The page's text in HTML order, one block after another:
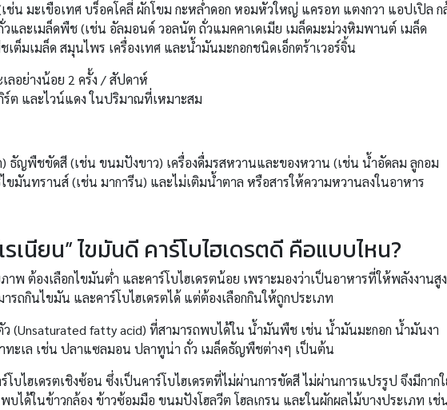
ช่น มะเขือเทศ บร็อคโคลี่ ผักโขม กะหล่ำดอก หอมหัวใหญ่ แครอท แตงกวา แอปเปิล ก
และเมล็ดพืช (เช่น อัลมอนด์ วอลนัต ถั่วแมคคาเดเมีย เมล็ดมะม่วงหิมพานต์ เมล็ด
ต็มเมล็ด สมุนไพร เครื่องเทศ และน้ำมันมะกอกชนิดเอ็กตร้าเวอร์จิ้น
ลอย่างน้อย 2 ครั้ง / สัปดาห์
ร์ต และไวน์แดง ในปริมาณที่เหมาะสม
) ธัญพืชขัดสี (เช่น ขนมปังขาว) เครื่องดื่มรสหวานและของหวาน (เช่น น้ำอัดลม ลูกอม
ขมันทรานส์ (เช่น มาการีน) และไม่เติมน้ำตาล หรือสารให้ความหวานลงในอาหาร
เนียน” ไขมันดี คาร์โบไฮเดรตดี คือแบบไหน?
พ ต้องเลือกไขมันต่ำ และคาร์โบไฮเดรตน้อย เพราะมองว่าเป็นอาหารที่ให้พลังงานสู
รถกินไขมัน และคาร์โบไฮเดรตได้ แต่ต้องเลือกกินให้ถูกประเภท
(Unsaturated fatty acid) ที่สามารถพบได้ใน น้ำมันพืช เช่น น้ำมันมะกอก น้ำมันงา
ทะเล เช่น ปลาแซลมอน ปลาทูน่า ถั่ว เมล็ดธัญพืชต่างๆ เป็นต้น
โบไฮเดรตเชิงซ้อน ซึ่งเป็นคาร์โบไฮเดรตที่ไม่ผ่านการขัดสี ไม่ผ่านการแปรรูป จึงมีกาก
บได้ในข้าวกล้อง ข้าวซ้อมมือ ขนมปังโฮลวีต โฮลเกรน และในผักผลไม้บางประเภท เช่